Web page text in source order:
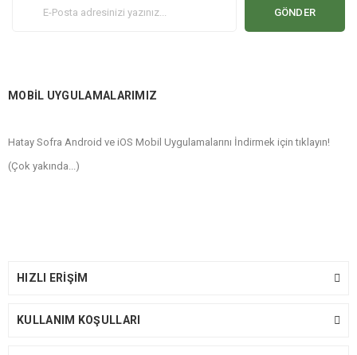
GÖNDER
MOBİL UYGULAMALARIMIZ
Hatay Sofra Android ve iOS Mobil Uygulamalarını İndirmek için tıklayın!
(Çok yakında...)
HIZLI ERİŞİM
KULLANIM KOŞULLARI